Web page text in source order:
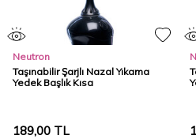
Neutron
Taşınabilir Şarjlı Nazal Yıkama
Yedek Başlık Kısa
189,00 TL